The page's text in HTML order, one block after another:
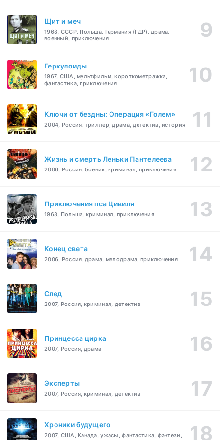
Щит и меч
1968, СССР, Польша, Германия (ГДР), драма,
военный, приключения
Геркулоиды
1967, США, мультфильм, короткометражка,
фантастика, приключения
Ключи от бездны: Операция «Голем»
2004, Россия, триллер, драма, детектив, история
Жизнь и смерть Леньки Пантелеева
2006, Россия, боевик, криминал, приключения
Приключения пса Цивиля
1968, Польша, криминал, приключения
Конец света
2006, Россия, драма, мелодрама, приключения
След
2007, Россия, криминал, детектив
Принцесса цирка
2007, Россия, драма
Эксперты
2007, Россия, криминал, детектив
Хроники будущего
2007, США, Канада, ужасы, фантастика, фэнтези,